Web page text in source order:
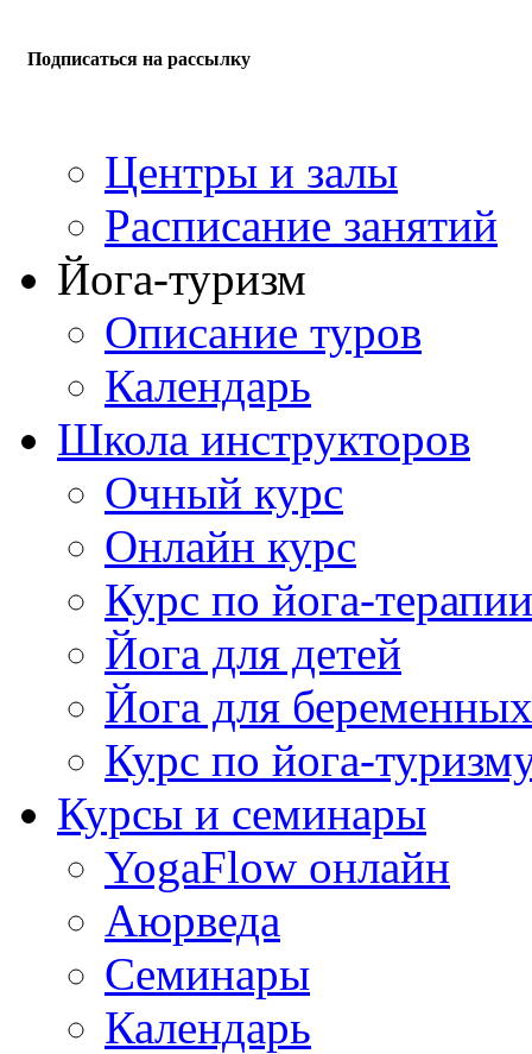
Подписаться на рассылку
Центры и залы
Расписание занятий
Йога-туризм
Описание туров
Календарь
Школа инструкторов
Очный курс
Онлайн курс
Курс по йога-терапии
Йога для детей
Йога для беременных
Курс по йога-
Курсы и семинары
YogaFlow онлайн
Аюрведа
Семинары
Календарь